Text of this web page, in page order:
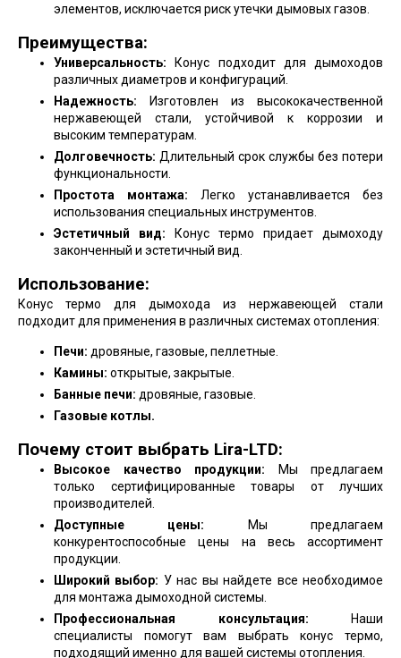
элементов, исключается риск утечки дымовых газов.
Преимущества:
Универсальность: Конус подходит для дымоходов
различных диаметров и конфигураций.
Надежность: Изготовлен из высококачественной
нержавеющей стали, устойчивой к коррозии и
высоким температурам.
Долговечность: Длительный срок службы без потери
функциональности.
Простота монтажа: Легко устанавливается без
использования специальных инструментов.
Эстетичный вид: Конус термо придает дымоходу
законченный и эстетичный вид.
Использование:
Конус термо для дымохода из нержавеющей стали
подходит для применения в различных системах отопления:
Печи: дровяные, газовые, пеллетные.
Камины: открытые, закрытые.
Банные печи: дровяные, газовые.
Газовые котлы.
Почему стоит выбрать Lira-LTD:
Высокое качество продукции: Мы предлагаем
только сертифицированные товары от лучших
производителей.
Доступные цены: Мы предлагаем
конкурентоспособные цены на весь ассортимент
продукции.
Широкий выбор: У нас вы найдете все необходимое
для монтажа дымоходной системы.
Профессиональная консультация: Наши
специалисты помогут вам выбрать конус термо,
подходящий именно для вашей системы отопления.